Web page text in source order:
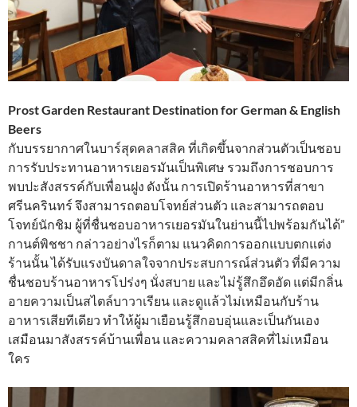
Prost Garden Restaurant Destination for German & English
Beers
กับบรรยากาศในบาร์สุดคลาสสิค ที่เกิดขึ้นจากส่วนตัวเป็นชอบ
การรับประทานอาหารเยอรมันเป็นพิเศษ รวมถึงการชอบการ
พบปะสังสรรค์กับเพื่อนฝูง ดังนั้น การเปิดร้านอาหารที่สาขา
ศรีนครินทร์ จึงสามารถตอบโจทย์ส่วนตัว และสามารถตอบ
โจทย์นักชิม ผู้ที่ชื่นชอบอาหารเยอรมันในย่านนี้ไปพร้อมกันได้”
กานต์พิชชา กล่าวอย่างไรก็ตาม แนวคิดการออกแบบตกแต่ง
ร้านนั้น ได้รับแรงบันดาลใจจากประสบการณ์ส่วนตัว ที่มีความ
ชื่นชอบร้านอาหารโปร่งๆ นั่งสบาย และไม่รู้สึกอึดอัด แต่มีกลิ่น
อายความเป็นสไตล์บาวาเรียน และดูแล้วไม่เหมือนกับร้าน
อาหารเสียทีเดียว ทำให้ผู้มาเยือนรู้สึกอบอุ่นและเป็นกันเอง
เสมือนมาสังสรรค์บ้านเพื่อน และความคลาสสิคที่ไม่เหมือน
ใคร